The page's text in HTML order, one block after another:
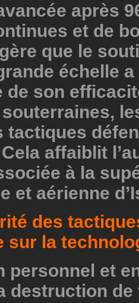
après
et de
que le
échelle
de son
tactiques
affaiblit
à la
et aérienne
des
sur la
personnel et
destruction